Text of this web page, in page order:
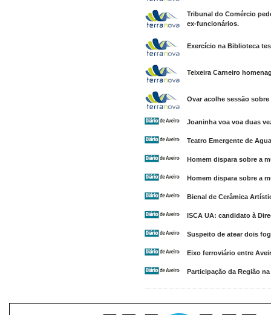
Tribunal do Comércio
ex-funcionários.
Exercício na Biblioteca
Teixeira Carneiro
Ovar acolhe sessão
Joaninha voa voa duas
Teatro Emergente de
Homem dispara sobre a
Homem dispara sobre a
Bienal de Cerâmica
ISCA UA: candidato à
Suspeito de atear dois
Eixo ferroviário entre
Participação da Região